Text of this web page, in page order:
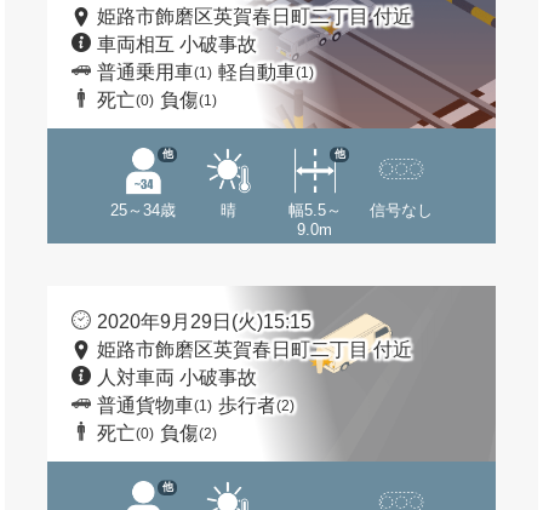
姫路市飾磨区英賀春日町二丁目 付近
車両相互 小破事故
普通乗用車(1) 軽自動車(1)
死亡(0) 負傷(1)
25～34歳
他
晴
幅5.5～
9.0m
他
信号なし
2020年9月29日(火)15:15
姫路市飾磨区英賀春日町二丁目 付近
人対車両 小破事故
普通貨物車(1) 歩行者(2)
死亡(0) 負傷(2)
他